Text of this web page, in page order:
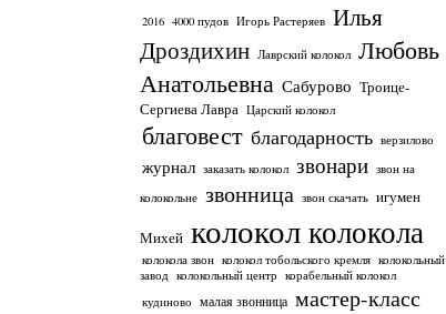
2016 4000 пудов Игорь Растеряев Илья
Дроздихин Лаврский колокол Любовь
Анатольевна Сабурово Троице-
Сергиева Лавра Царский колокол
благовест благодарность верзилово
журнал заказать колокол звонари звон на
колокольне звонница звон скачать игумен
Михей колокол колокола
колокола звон колокол тобольского кремля колокольный
завод колокольный центр корабельный колокол
кудиново малая звонница мастер-класс